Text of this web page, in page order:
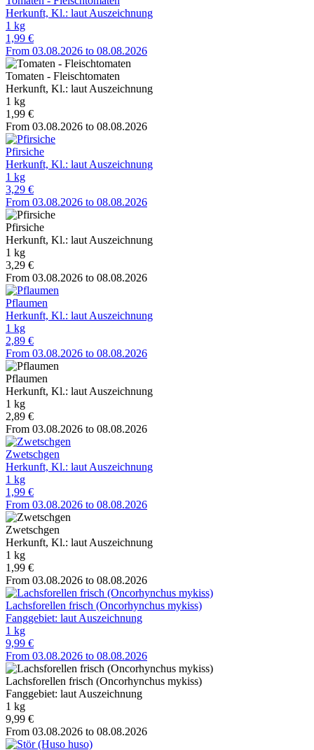
Herkunft, Kl.: laut Auszeichnung
1 kg
1,99 €
From 03.08.2026 to 08.08.2026
Tomaten - Fleischtomaten
Herkunft, Kl.: laut Auszeichnung
1 kg
1,99 €
From 03.08.2026 to 08.08.2026
Pfirsiche
Herkunft, Kl.: laut Auszeichnung
1 kg
3,29 €
From 03.08.2026 to 08.08.2026
Pfirsiche
Herkunft, Kl.: laut Auszeichnung
1 kg
3,29 €
From 03.08.2026 to 08.08.2026
Pflaumen
Herkunft, Kl.: laut Auszeichnung
1 kg
2,89 €
From 03.08.2026 to 08.08.2026
Pflaumen
Herkunft, Kl.: laut Auszeichnung
1 kg
2,89 €
From 03.08.2026 to 08.08.2026
Zwetschgen
Herkunft, Kl.: laut Auszeichnung
1 kg
1,99 €
From 03.08.2026 to 08.08.2026
Zwetschgen
Herkunft, Kl.: laut Auszeichnung
1 kg
1,99 €
From 03.08.2026 to 08.08.2026
Lachsforellen frisch (Oncorhynchus mykiss)
Fanggebiet: laut Auszeichnung
1 kg
9,99 €
From 03.08.2026 to 08.08.2026
Lachsforellen frisch (Oncorhynchus mykiss)
Fanggebiet: laut Auszeichnung
1 kg
9,99 €
From 03.08.2026 to 08.08.2026